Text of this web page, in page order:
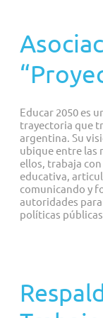
Educar 2050 es
trayectoria que
argentina. Su
ubique entre las
ellos, trabaja
educativa,
comunicando y
autoridades
políticas
Es urgente
Valores de